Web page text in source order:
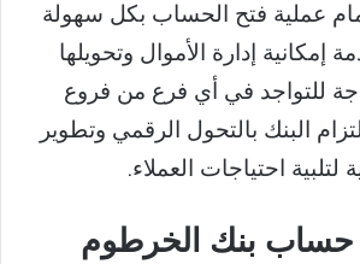
عملية فتح الحساب بكل سهولة
إمكانية إدارة الأموال وتحويلها
للتواجد في أي فرع من فروع
البنك بالتحول الرقمي وتطوير
احتياجات العملاء.
بنك الخرطوم